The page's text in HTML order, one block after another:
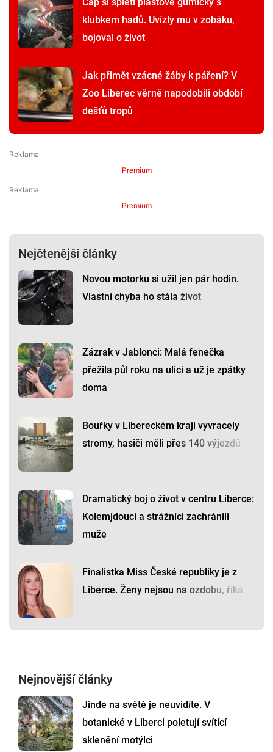
klubkem hadů. Uvízly mu v zobáku,
bojoval o život
Jak přimět vzácné žáby k páření? V
Zoo Liberec věrně napodobili období
dešťů tropů
Premium
Premium
Nejčtenější články
Novou motorku si užil jen pár hodin.
Vlastní chyba ho stála život
Zázrak v Jablonci: Malá fenečka
přežila půl roku na ulici a už je zpátky
doma
Bouřky v Libereckém kraji vyvracely
stromy, hasiči měli přes 140 výjezdů
Dramatický boj o život v centru Liberce:
Kolemjdoucí a strážníci zachránili
muže
Finalistka Miss České republiky je z
Liberce. Ženy nejsou na ozdobu, říká
Nejnovější články
Jinde na světě je neuvidíte. V
botanické v Liberci poletují svítící
sklenění motýlci